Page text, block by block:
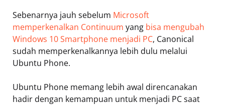
Sebenarnya jauh sebelum Microsoft
memperkenalkan Continuum yang bisa mengubah
Windows 10 Smartphone menjadi PC, Canonical
sudah memperkenalkannya lebih dulu melalui
Ubuntu Phone.
Ubuntu Phone memang lebih awal direncanakan
hadir dengan kemampuan untuk menjadi PC saat